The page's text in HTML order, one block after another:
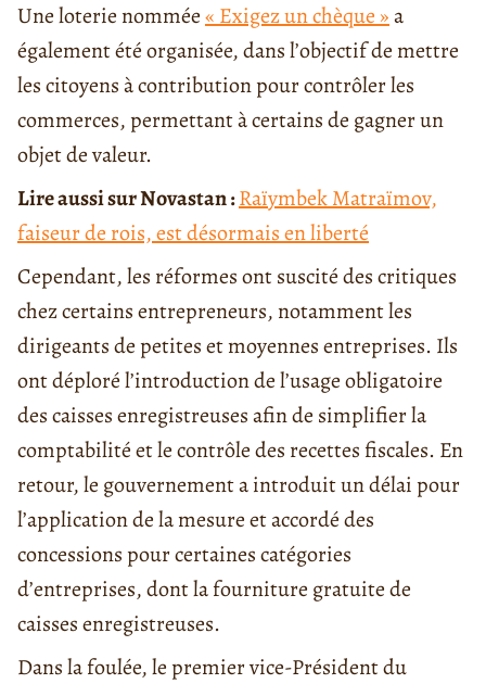
Une loterie nommée« Exigez un chèque »a
également été organisée, dans l’objectif de mettre
les citoyens à contribution pour contrôler les
commerces, permettant à certains de gagner un
objet de valeur.
Lire aussi sur Novastan :Raïymbek Matraïmov,
faiseur de rois, est désormais en liberté
Cependant, les réformes ont suscité des critiques
chez certains entrepreneurs, notamment les
dirigeants de petites et moyennes entreprises. Ils
ont déploré l’introduction de l’usage obligatoire
des caisses enregistreuses afin de simplifier la
comptabilité et le contrôle des recettes fiscales. En
retour, le gouvernement a introduit un délai pour
l’application de la mesure et accordé des
concessions pour certaines catégories
d’entreprises, dont la fourniture gratuite de
caisses enregistreuses.
Dans la foulée, le premier vice-Président du